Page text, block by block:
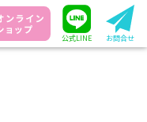
公式LINE お問合せ